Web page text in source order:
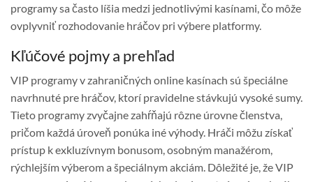
programy sa často líšia medzi jednotlivými kasínami, čo môže
ovplyvniť rozhodovanie hráčov pri výbere platformy.
Kľúčové pojmy a prehľad
VIP programy v zahraničných online kasínach sú špeciálne
navrhnuté pre hráčov, ktorí pravidelne stávkujú vysoké sumy.
Tieto programy zvyčajne zahŕňajú rôzne úrovne členstva,
pričom každá úroveň ponúka iné výhody. Hráči môžu získať
prístup k exkluzívnym bonusom, osobným manažérom,
rýchlejším výberom a špeciálnym akciám. Dôležité je, že VIP